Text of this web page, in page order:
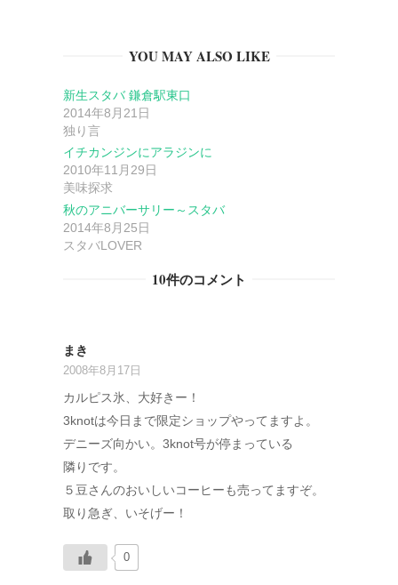
ョ
ン
YOU MAY ALSO LIKE
新生スタバ 鎌倉駅東口
2014年8月21日
独り言
イチカンジンにアラジンに
2010年11月29日
美味探求
秋のアニバーサリー～スタバ
2014年8月25日
スタバLOVER
10件のコメント
まき
2008年8月17日
カルピス氷、大好きー！
3knotは今日まで限定ショップやってますよ。
デニーズ向かい。3knot号が停まっている
隣りです。
５豆さんのおいしいコーヒーも売ってますぞ。
取り急ぎ、いそげー！
0